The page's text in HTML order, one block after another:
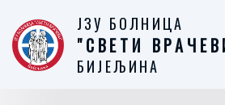
ЈЗУ БОЛНИЦА
"СВЕТИ
БИЈЕЉИНА